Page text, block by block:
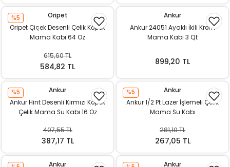
%5
Oripet
Oripet Çiçek Desenli Çelik Köpek
Mama Kabı 64 Oz
615,60 TL
584,82 TL
Ankur
Ankur 24051 Ayaklı İkili Krom
Mama Kabı 3 Qt
899,20 TL
%5
Ankur
Ankur Hint Desenli Kırmızı Köpek
Çelik Mama Su Kabı 16 Oz
407,55 TL
387,17 TL
%5
Ankur
Ankur 1/2 Pt Lazer İşlemeli Çelik
Mama Su Kabı
281,10 TL
267,05 TL
Ankur
Ankur